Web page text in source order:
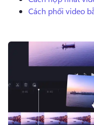
Đăng nhập
Dùng thử
Cách phối video